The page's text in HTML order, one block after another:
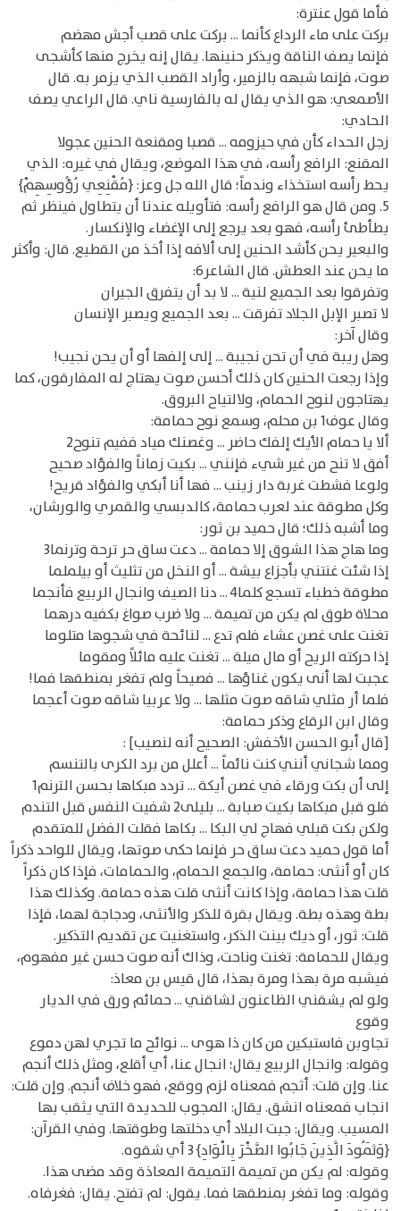
فأما قول عنترة:
بركت على ماء الرداع كأنما ... بركت على قصب أجش مهضم
فإنما يصف الناقة ويذكر حنينها. يقال إنه يخرج منها كأشجى
صوت، فإنما شبهه بالزمير، وأراد القصب الذي يزمر به. قال
الأصمعي: هو الذي يقال له بالفارسية ناي. قال الراعي يصف
الحادي:
زجل الحداء كأن في حيزومه ... قصبا ومقنعة الحنين عجولا
المقنع: الرافع رأسه، في هذا الموضع، ويقال في غيره: الذي
يحط رأسه استخذاء وندماً؛ قال الله جل وعز: {مُقْنِعِي رُؤُوسِهِمْ}
5. ومن قال هو الرافع رأسه: فتأويله عندنا أن يتطاول فينظر ثم
يطأطئ رأسه، فهو بعد يرجع إلى الإغضاء والإنكسار.
والبعير يحن كأشد الحنين إلى ألافه إذا أخذ من القطيع. قال: وأكثر
ما يحن عند العطش. قال الشاعر6:
وتفرقوا بعد الجميع لنية ... لا بد أن يتفرق الجيران
لا تصبر الإبل الجلاد تفرقت ... بعد الجميع ويصبر الإنسان
وقال آخر:
وهل ريبة في أن تحن نجيبة ... إلى إلفها أو أن يحن نجيب!
وإذا رجعت الحنين كان ذلك أحسن صوت يهتاج له المفارقون، كما
يهتاجون لنوح الحمام، ولالتياح البروق.
وقال عوف1 بن محلم، وسمع نوح حمامة:
ألا يا حمام الأيك إلفك حاضر ... وغصنك مياد ففيم تنوح2
أفق لا تنح من غير شيء فإنني ... بكيت زماناً والفؤاد صحيح
ولوعا فشطت غربة دار زينب ... فها أنا أبكي والفؤاد قريح!
وكل مطوقة عند لعرب حمامة، كالدبسي والقمري والورشان،
وما أشبه ذلك؛ قال حميد بن ثور:
وما هاج هذا الشوق إلا حمامة ... دعت ساق حر ترحة وترنما3
إذا شئت غنتني بأجزاع بيشة ... أو النخل من تثليث أو بيلملما
مطوقة خطباء تسجع كلما4 ... دنا الصيف وانجال الربيع فأنجما
محلاة طوق لم يكن من تميمة ... ولا ضرب صواغ بكفيه درهما
تغنت على غصن عشاء فلم تدع ... لنائحة في شجوها متلوما
إذا حركته الريح أو مال ميلة ... تغنت عليه مائلاً ومقوما
عجبت لها أنى يكون غناؤها ... فصيحاً ولم تفغر بمنطقها فما!
فلما أر مثلي شاقه صوت مثلها ... ولا عربيا شاقه صوت أعجما
وقال ابن الرقاع وذكر حمامة:
[قال أبو الحسن الأخفش: الصحيح أنه لنصيب] :
ومما شجاني أنني كنت نائماً ... أعلل من برد الكرى بالتنسم
إلى أن بكت ورقاء في غصن أيكة ... تردد مبكاها بحسن الترنم1
فلو قبل مبكاها بكيت صبابة ... بليلى2 شفيت النفس قبل التندم
ولكن بكت قبلي فهاج لي البكا ... بكاها فقلت الفضل للمتقدم
أما قول حميد دعت ساق حر فإنما حكى صوتها، ويقال للواحد ذكراً
كان أو أنثى: حمامة، والجمع الحمام، والحمامات، فإذا كان ذكراً
قلت هذا حمامة، وإذا كانت أنثى قلت هذه حمامة. وكذلك هذا
بطة وهذه بطة. ويقال بقرة للذكر والأنثى، ودجاجة لهما، فإذا
قلت: ثور، أو ديك بينت الذكر، واستغنيت عن تقديم التذكير.
ويقال للحمامة: تغنت وناحت، وذاك أنه صوت حسن غير مفهوم،
فيشبه مرة بهذا ومرة بهذا، قال قيس بن معاذ:
ولو لم يشقني الظاعنون لشاقني ... حمائم ورق في الديار
وقوع
تجاوبن فاستبكين من كان ذا هوى ... نوائح ما تجري لهن دموع
وقوله: وانجال الربيع يقال؛ انجال عنا، أي أقلع، ومثل ذلك أنجم
عنا. وإن قلت: أثجم فمعناه لزم ووقع، فهو خلاف أنجم. وإن قلت:
انجاب فمعناه انشق. يقال: المجوب للحديدة التي يثقب بها
المسيب. ويقال: جبت البلاد أي دخلتها وطوقتها. وفي القرآن:
{وَثَمُودَ الَّذِينَ جَابُوا الصَّخْرَ بِالْوَادِ} 3 أي شقوه.
وقوله: لم يكن من تميمة التميمة المعاذة وقد مضى هذا.
وقوله: وما تفغر بمنطقها فما. يقول: لم تفتح. يقال: فغرفاه.